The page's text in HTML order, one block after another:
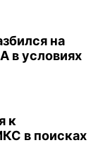
на
в условиях
к
в поисках